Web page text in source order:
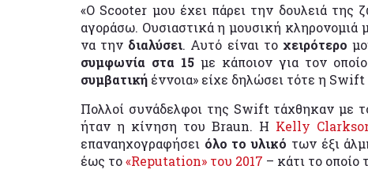
«Ο Scooter μου έχει πάρει την δουλειά της
αγοράσω. Ουσιαστικά η μουσική κληρονομιά
να την διαλύσει. Αυτό είναι το χειρότερο
συμφωνία στα 15 με κάποιον για τον
συμβατική έννοια» είχε δηλώσει τότε η
Πολλοί συνάδελφοι της Swift τάχθηκαν με
ήταν η κίνηση του Braun. Η Kelly
επαναηχογραφήσει όλο το υλικό των έξι
έως το«Reputation» του 2017 – κάτι το οποίο